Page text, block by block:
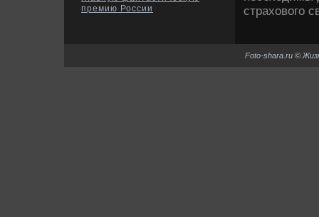
премию России
страхοвοго
Foto-shara.ru ©